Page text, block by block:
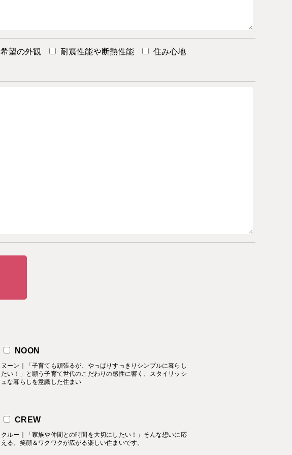
希望の外観 耐震性能や断熱性能
住み心地
NOON
ヌーン｜「子育ても頑張るが、やっぱりすっきりシンプルに暮らし
たい！」と願う子育て世代のこだわりの感性に響く、スタイリッシ
ュな暮らしを意識した住まい
CREW
クルー｜「家族や仲間との時間を大切にしたい！」そんな想いに応
える、笑顔＆ワクワクが広がる楽しい住まいです。